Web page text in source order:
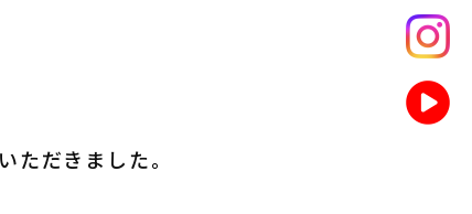
だきました。